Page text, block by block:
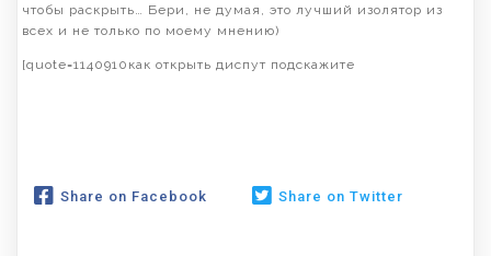
чтобы раскрыть… Бери, не думая, это лучший изолятор из
всех и не только по моему мнению)
[quote=1140910как открыть диспут подскажите
Share on Facebook Share on Twitter